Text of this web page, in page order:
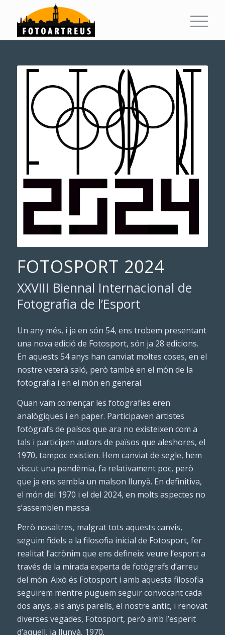
FOTOSPORT 2024
XXVIII Biennal Internacional de
Fotografia de l’Esport
Un any més, i ja en són 54, ens trobem presentant
una nova edició de Fotosport, són ja 28 edicions.
En aquests 54 anys han canviat moltes coses, en el
nostre veterà saló, però també en el món de la
fotografia i en el món en general.
Quan vam començar les fotografies eren
analògiques i en paper. Participaven artistes
fotògrafs de països que ara no existeixen com a
tals i participen autors de països que aleshores, el
1970, tampoc existien. Hem canviat de segle, hem
viscut una pandèmia, fa relativament poc, però
que ja ens sembla un malson llunyà. En definitiva,
el món del 1970 i el del 2024, en molts aspectes no
s’assemblen massa.
Però nosaltres, malgrat tots aquests canvis,
seguim fidels a la filosofia inicial de Fotosport, fer
realitat l’acrònim que ens defineix: veure l’esport a
través de la mirada experta de fotògrafs d’arreu
del món. Això és Fotosport i amb aquesta filosofia
seguirem mentre puguem seguir convocant cada
dos anys, als anys parells, el nostre antic, i renovat
diverses vegades, Fotosport, però amb l’esperit
d’aquell, ja llunyà, 1970.